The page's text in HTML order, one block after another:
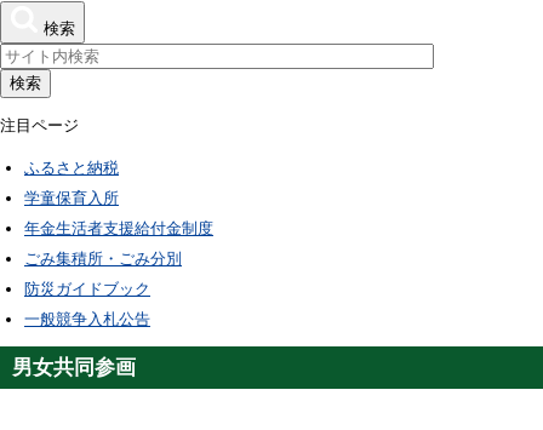
検索
検索
注目ページ
ふるさと納税
学童保育入所
年金生活者支援給付金制度
ごみ集積所・ごみ分別
防災ガイドブック
一般競争入札公告
男女共同参画